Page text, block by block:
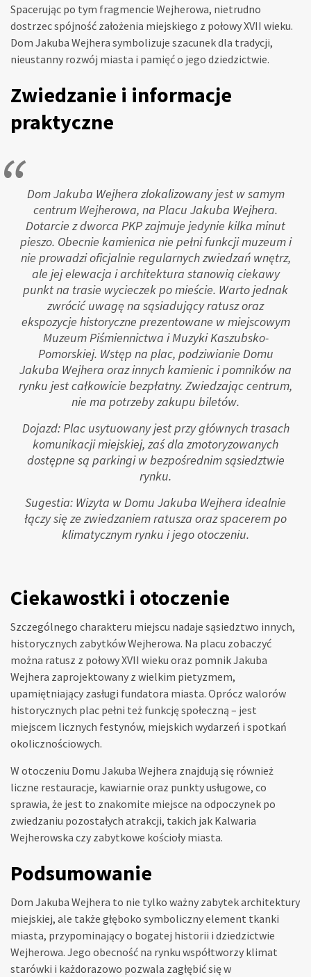
Spacerując po tym fragmencie Wejherowa, nietrudno
dostrzec spójność założenia miejskiego z połowy XVII wieku.
Dom Jakuba Wejhera symbolizuje szacunek dla tradycji,
nieustanny rozwój miasta i pamięć o jego dziedzictwie.
Zwiedzanie i informacje
praktyczne
Dom Jakuba Wejhera zlokalizowany jest w samym
centrum Wejherowa, na Placu Jakuba Wejhera.
Dotarcie z dworca PKP zajmuje jedynie kilka minut
pieszo. Obecnie kamienica nie pełni funkcji muzeum i
nie prowadzi oficjalnie regularnych zwiedzań wnętrz,
ale jej elewacja i architektura stanowią ciekawy
punkt na trasie wycieczek po mieście. Warto jednak
zwrócić uwagę na sąsiadujący ratusz oraz
ekspozycje historyczne prezentowane w miejscowym
Muzeum Piśmiennictwa i Muzyki Kaszubsko-
Pomorskiej. Wstęp na plac, podziwianie Domu
Jakuba Wejhera oraz innych kamienic i pomników na
rynku jest całkowicie bezpłatny. Zwiedzając centrum,
nie ma potrzeby zakupu biletów.
Dojazd: Plac usytuowany jest przy głównych trasach
komunikacji miejskiej, zaś dla zmotoryzowanych
dostępne są parkingi w bezpośrednim sąsiedztwie
rynku.
Sugestia: Wizyta w Domu Jakuba Wejhera idealnie
łączy się ze zwiedzaniem ratusza oraz spacerem po
klimatycznym rynku i jego otoczeniu.
Ciekawostki i otoczenie
Szczególnego charakteru miejscu nadaje sąsiedztwo innych,
historycznych zabytków Wejherowa. Na placu zobaczyć
można ratusz z połowy XVII wieku oraz pomnik Jakuba
Wejhera zaprojektowany z wielkim pietyzmem,
upamiętniający zasługi fundatora miasta. Oprócz walorów
historycznych plac pełni też funkcję społeczną – jest
miejscem licznych festynów, miejskich wydarzeń i spotkań
okolicznościowych.
W otoczeniu Domu Jakuba Wejhera znajdują się również
liczne restauracje, kawiarnie oraz punkty usługowe, co
sprawia, że jest to znakomite miejsce na odpoczynek po
zwiedzaniu pozostałych atrakcji, takich jak Kalwaria
Wejherowska czy zabytkowe kościoły miasta.
Podsumowanie
Dom Jakuba Wejhera to nie tylko ważny zabytek architektury
miejskiej, ale także głęboko symboliczny element tkanki
miasta, przypominający o bogatej historii i dziedzictwie
Wejherowa. Jego obecność na rynku współtworzy klimat
starówki i każdorazowo pozwala zagłębić się w